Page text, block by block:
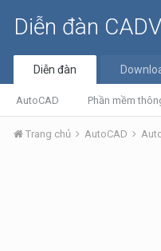
Diễn đàn
Diễn đàn
AutoCAD Phần mềm
Trang chủ AutoCAD